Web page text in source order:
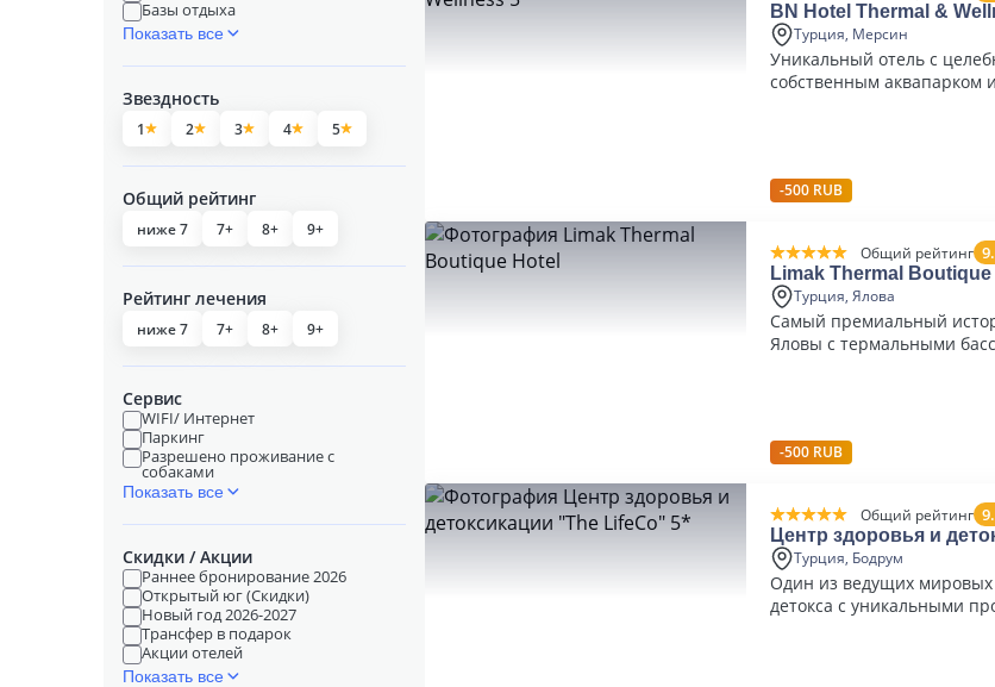
Базы отдыха
Показать все
Звездность
1 2 3 4 5
Общий рейтинг
ниже 7 7+ 8+ 9+
Рейтинг лечения
ниже 7 7+ 8+ 9+
Сервис
WIFI/ Интернет
Паркинг
Разрешено проживание с
собаками
Показать все
Скидки / Акции
Раннее бронирование 2026
Открытый юг (Скидки)
Новый год 2026-2027
Трансфер в подарок
Акции отелей
Показать все
BN Hotel Thermal &
Турция, Мерсин
Уникальный отель с
собственным
-500 RUB
Общий рейтинг
Limak Thermal Boutique
Турция, Ялова
Самый премиальный
Яловы с термальными
-500 RUB
Общий рейтинг
Центр здоровья и
LifeCo" 5*
Турция, Бодрум
Один из ведущих мировых
детокса с уникальными